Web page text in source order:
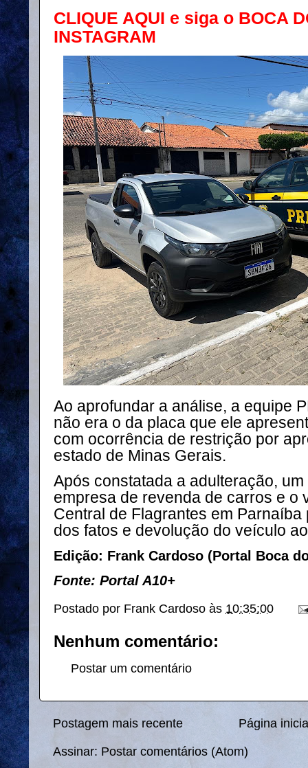
CLIQUE AQUI e siga o BOCA
INSTAGRAM
Ao aprofundar a análise, a equipe
não era o da placa que ele
com ocorrência de restrição por
estado de Minas Gerais.
Após constatada a adulteração,
empresa de revenda de carros e o
Central de Flagrantes em
dos fatos e devolução do veículo
Edição: Frank Cardoso (Portal Boca
Fonte: Portal A10+
Postado por Frank Cardoso às 10:35:00
Nenhum comentário:
Postar um comentário
Postagem mais recente Página
Assinar: Postar comentários (Atom)